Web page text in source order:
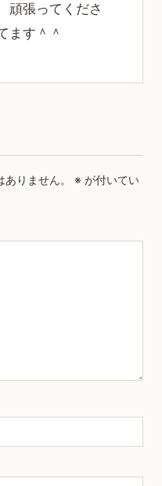
頑張ってくださ
ます＾＾
りません。 ※ が付いてい